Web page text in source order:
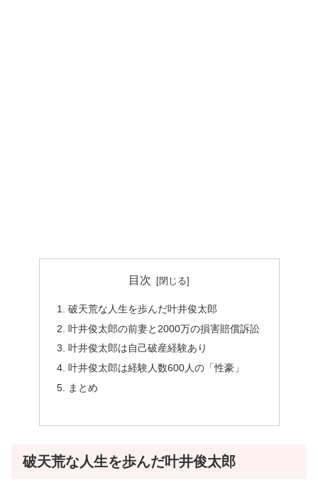
目次
破天荒な人生を歩んだ叶井俊太郎
叶井俊太郎の前妻と2000万の損害賠償訴訟
叶井俊太郎は自己破産経験あり
叶井俊太郎は経験人数600人の「性豪」
まとめ
破天荒な人生を歩んだ叶井俊太郎